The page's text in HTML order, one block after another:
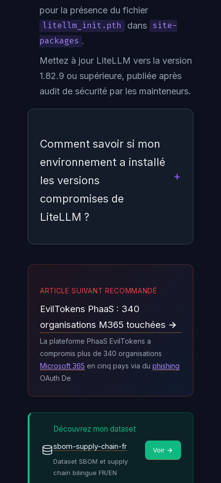
pour la présence du fichier
litellm_init.pth dans site-
packages .
Mettez à jour LiteLLM vers la version
1.82.9 ou supérieure, publiée après
audit de sécurité par les mainteneurs.
Comment savoir si mon
environnement a installé
les versions
compromises de
LiteLLM ?
Exécutez pip show litellm
Consultez vos logs pip pour des
installations entre le 24 mars
14h00 et 17h00 UTC. Recherchez
le fichier litellm_init.pth
dans vos répertoires site-
packages . En cas de doute,
secrets et réinstallez depuis une
image propre. Le bulletin de
sécurité officiel LiteLLM fournit
les indicateurs de compromission
(IOC) détaillés.
ARTICLE SUIVANT RECOMMANDÉ
EvilTokens PhaaS : 340
organisations M365 touchées →
La plateforme PhaaS EvilTokens a
compromis plus de 340 organisations
Microsoft 365 en cinq pays via du phishing
OAuth De
Découvrez mon dataset
sbom-supply-chain-fr
Dataset SBOM et supply
chain bilingue FR/EN
Voir →